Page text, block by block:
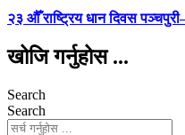
२३ औँ राष्ट्रिय धान दिवस
खोजि गर्नुहोस ...
Search
Search